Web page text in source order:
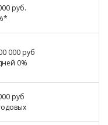
руб.
000 руб
0%
руб